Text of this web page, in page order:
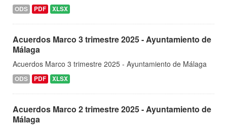
ODS PDF XLSX
Acuerdos Marco 3 trimestre 2025 - Ayuntamiento de
Málaga
Acuerdos Marco 3 trimestre 2025 - Ayuntamiento de Málaga
ODS PDF XLSX
Acuerdos Marco 2 trimestre 2025 - Ayuntamiento de
Málaga